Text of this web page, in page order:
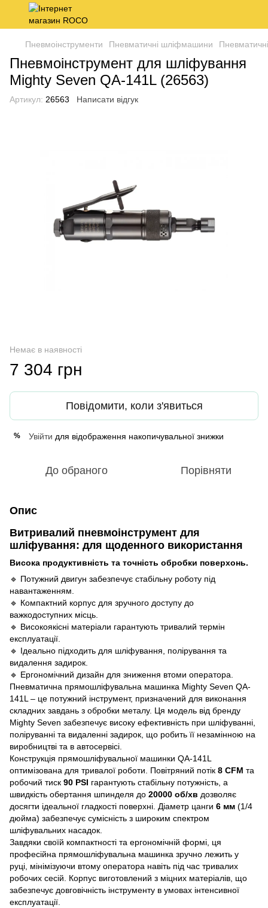
Пневмоінструменти Пневматичні шліфмашини
Пневмоінструмент для шліфування
Mighty Seven QA-141L (26563)
Артикул: 26563 Написати відгук
Немає в наявності
7 304 грн
Повідомити, коли з'явиться
% Увійти для відображення накопичувальної знижки
До обраного Порівняти
Опис
Витривалий пневмоінструмент для
шліфування: для щоденного використання
Висока продуктивність та точність обробки поверхонь.
🔹 Потужний двигун забезпечує стабільну роботу під
навантаженням.
🔹 Компактний корпус для зручного доступу до
важкодоступних місць.
🔹 Високоякісні матеріали гарантують тривалий термін
експлуатації.
🔹 Ідеально підходить для шліфування, полірування та
видалення задирок.
🔹 Ергономічний дизайн для зниження втоми оператора.
Пневматична прямошліфувальна машинка Mighty Seven QA-
141L – це потужний інструмент, призначений для виконання
складних завдань з обробки металу. Ця модель від бренду
Mighty Seven забезпечує високу ефективність при шліфуванні,
поліруванні та видаленні задирок, що робить її незамінною на
виробництві та в автосервісі.
Конструкція прямошліфувальної машинки QA-141L
оптимізована для тривалої роботи. Повітряний потік 8 CFM та
робочий тиск 90 PSI гарантують стабільну потужність, а
швидкість обертання шпинделя до 20000 об/хв дозволяє
досягти ідеальної гладкості поверхні. Діаметр цанги 6 мм (1/4
дюйма) забезпечує сумісність з широким спектром
шліфувальних насадок.
Завдяки своїй компактності та ергономічній формі, ця
професійна прямошліфувальна машинка зручно лежить у
руці, мінімізуючи втому оператора навіть під час тривалих
робочих сесій. Корпус виготовлений з міцних матеріалів, що
забезпечує довговічність інструменту в умовах інтенсивної
експлуатації.